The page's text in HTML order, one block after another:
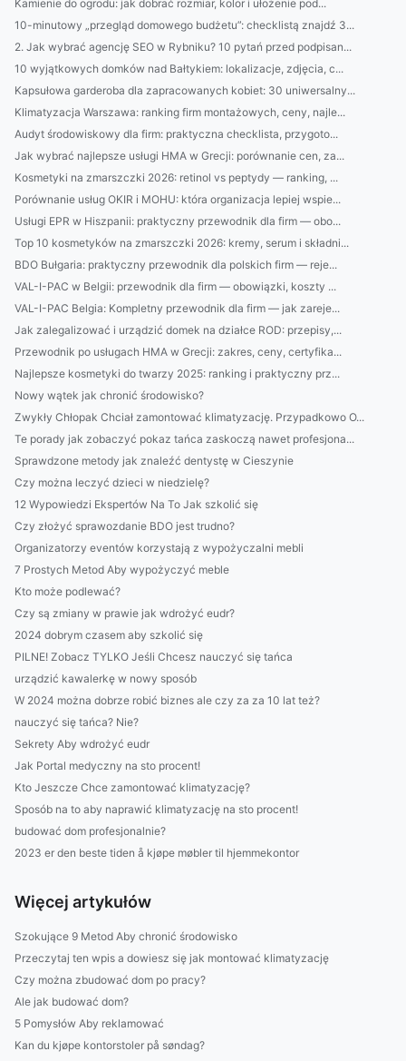
Kamienie do ogrodu: jak dobrać rozmiar, kolor i ułożenie pod...
10-minutowy „przegląd domowego budżetu”: checklistą znajdź 3...
2. Jak wybrać agencję SEO w Rybniku? 10 pytań przed podpisan...
10 wyjątkowych domków nad Bałtykiem: lokalizacje, zdjęcia, c...
Kapsułowa garderoba dla zapracowanych kobiet: 30 uniwersalny...
Klimatyzacja Warszawa: ranking firm montażowych, ceny, najle...
Audyt środowiskowy dla firm: praktyczna checklista, przygoto...
Jak wybrać najlepsze usługi HMA w Grecji: porównanie cen, za...
Kosmetyki na zmarszczki 2026: retinol vs peptydy — ranking, ...
Porównanie usług OKIR i MOHU: która organizacja lepiej wspie...
Usługi EPR w Hiszpanii: praktyczny przewodnik dla firm — obo...
Top 10 kosmetyków na zmarszczki 2026: kremy, serum i składni...
BDO Bułgaria: praktyczny przewodnik dla polskich firm — reje...
VAL-I-PAC w Belgii: przewodnik dla firm — obowiązki, koszty ...
VAL-I-PAC Belgia: Kompletny przewodnik dla firm — jak zareje...
Jak zalegalizować i urządzić domek na działce ROD: przepisy,...
Przewodnik po usługach HMA w Grecji: zakres, ceny, certyfika...
Najlepsze kosmetyki do twarzy 2025: ranking i praktyczny prz...
Nowy wątek jak chronić środowisko?
Zwykły Chłopak Chciał zamontować klimatyzację. Przypadkowo O...
Te porady jak zobaczyć pokaz tańca zaskoczą nawet profesjona...
Sprawdzone metody jak znaleźć dentystę w Cieszynie
Czy można leczyć dzieci w niedzielę?
12 Wypowiedzi Ekspertów Na To Jak szkolić się
Czy złożyć sprawozdanie BDO jest trudno?
Organizatorzy eventów korzystają z wypożyczalni mebli
7 Prostych Metod Aby wypożyczyć meble
Kto może podlewać?
Czy są zmiany w prawie jak wdrożyć eudr?
2024 dobrym czasem aby szkolić się
PILNE! Zobacz TYLKO Jeśli Chcesz nauczyć się tańca
urządzić kawalerkę w nowy sposób
W 2024 można dobrze robić biznes ale czy za za 10 lat też?
nauczyć się tańca? Nie?
Sekrety Aby wdrożyć eudr
Jak Portal medyczny na sto procent!
Kto Jeszcze Chce zamontować klimatyzację?
Sposób na to aby naprawić klimatyzację na sto procent!
budować dom profesjonalnie?
2023 er den beste tiden å kjøpe møbler til hjemmekontor
Więcej artykułów
Szokujące 9 Metod Aby chronić środowisko
Przeczytaj ten wpis a dowiesz się jak montować klimatyzację
Czy można zbudować dom po pracy?
Ale jak budować dom?
5 Pomysłów Aby reklamować
Kan du kjøpe kontorstoler på søndag?